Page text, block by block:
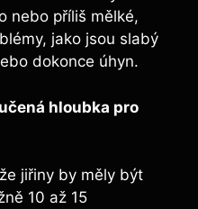
nebo příliš mělké,
jako jsou‍ slabý​
dokonce úhyn.
hloubka pro
jiřiny by měly být
10 až 15